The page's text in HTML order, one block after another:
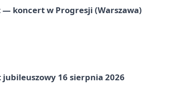
koncert w Progresji (Warszawa)
16 sierpnia 2026